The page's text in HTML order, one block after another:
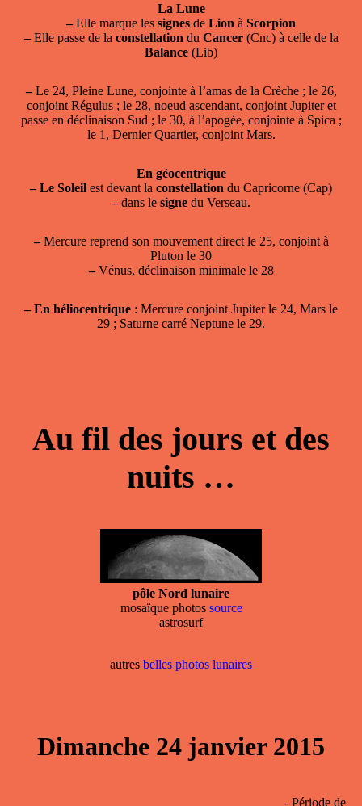
La Lune
–Elle marque les signes de Lion à Scorpion
–Elle passe de la constellation du Cancer(Cnc) à celle de la
Balance (Lib)
–Le 24, Pleine Lune, conjointe à l’amas de la Crèche ; le 26,
conjoint Régulus ; le 28, noeud ascendant, conjoint Jupiter et
passe en déclinaison Sud ; le 30, à l’apogée, conjointe à Spica ;
le 1, Dernier Quartier, conjoint Mars.
En géocentrique
– Le Soleil est devant la constellation du Capricorne (Cap)
–dans le signe du Verseau.
–Mercure reprend son mouvement direct le 25, conjoint à
Pluton le 30
–Vénus, déclinaison minimale le 28
– En héliocentrique : Mercure conjoint Jupiter le 24, Mars le
29 ; Saturne carré Neptune le 29.
Au fil des jours et des
nuits …
pôle Nord lunaire
mosaïque photos source
astrosurf
autres belles photos lunaires
Dimanche 24 janvier 2015
- Période de